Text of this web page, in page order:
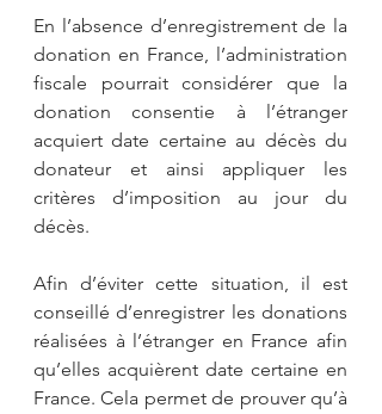
En l’absence d’enregistrement de la
donation en France, l’administration
fiscale pourrait considérer que la
donation consentie à l’étranger
acquiert date certaine au décès du
donateur et ainsi appliquer les
critères d’imposition au jour du
décès.
Afin d’éviter cette situation, il est
conseillé d’enregistrer les donations
réalisées à l’étranger en France afin
qu’elles acquièrent date certaine en
France. Cela permet de prouver qu’à